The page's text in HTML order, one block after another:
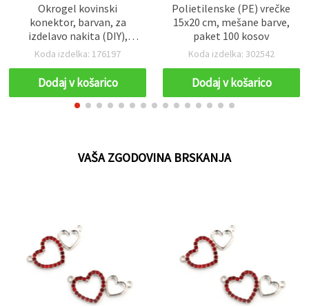
Okrogel kovinski
konektor, barvan, za
izdelavo nakita (DIY),
22x15x3 mm, luknja 2
kosov
Koda izdelka: 176197
Dodaj v košarico
Polietilenske (PE) vrečke
15x20 cm, mešane barve,
paket 100 kosov
Koda izdelka: 302542
Dodaj v košarico
VAŠA ZGODOVINA BRSKANJA